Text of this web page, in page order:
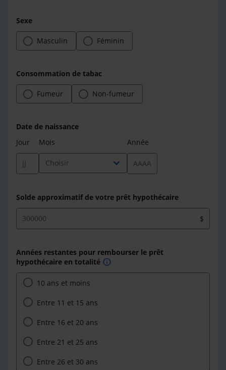
Sexe
Masculin Féminin
Consommation de tabac
Fumeur Non-fumeur
Date de naissance
Jour
Mois
Choisir expand_more
Année
Solde approximatif de votre prêt hypothécaire
$
Années restantes pour rembourser le prêt
hypothécaire en totalité info
10 ans et moins
Entre 11 et 15 ans
Entre 16 et 20 ans
Entre 21 et 25 ans
Entre 26 et 30 ans